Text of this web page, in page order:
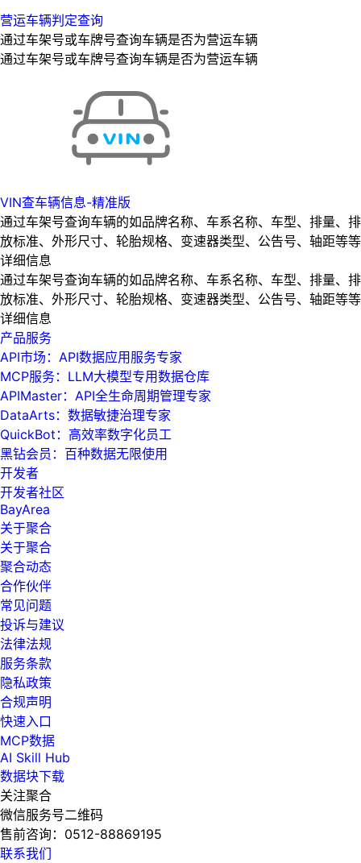
营运车辆判定查询
通过车架号或车牌号查询车辆是否为营运车辆
通过车架号或车牌号查询车辆是否为营运车辆
VIN查车辆信息-精准版
通过车架号查询车辆的如品牌名称、车系名称、车型、排量、排
放标准、外形尺寸、轮胎规格、变速器类型、公告号、轴距等等
详细信息
通过车架号查询车辆的如品牌名称、车系名称、车型、排量、排
放标准、外形尺寸、轮胎规格、变速器类型、公告号、轴距等等
详细信息
产品服务
API市场：API数据应用服务专家
MCP服务：LLM大模型专用数据仓库
APIMaster：API全生命周期管理专家
DataArts：数据敏捷治理专家
QuickBot：高效率数字化员工
黑钻会员：百种数据无限使用
开发者
开发者社区
BayArea
关于聚合
关于聚合
聚合动态
合作伙伴
常见问题
投诉与建议
法律法规
服务条款
隐私政策
合规声明
快速入口
MCP数据
AI Skill Hub
数据块下载
关注聚合
微信服务号二维码
售前咨询： 0512-88869195
联系我们